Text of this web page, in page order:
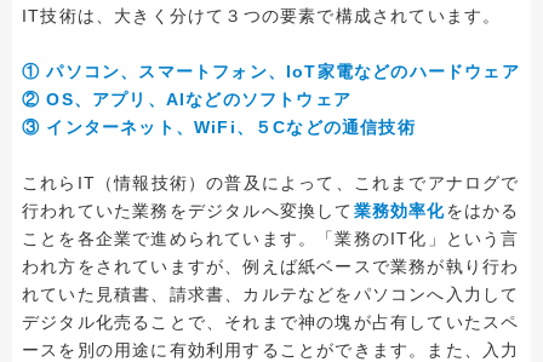
IT技術は、大きく分けて３つの要素で構成されています。
① パソコン、スマートフォン、IoT家電などのハードウェア
② OS、アプリ、AIなどのソフトウェア
③ インターネット、WiFi、５Cなどの通信技術
これらIT（情報技術）の普及によって、これまでアナログで
行われていた業務をデジタルへ変換して業務効率化をはかる
ことを各企業で進められています。「業務のIT化」という言
われ方をされていますが、例えば紙ベースで業務が執り行わ
れていた見積書、請求書、カルテなどをパソコンへ入力して
デジタル化売ることで、それまで神の塊が占有していたスペ
ースを別の用途に有効利用することができます。また、入力